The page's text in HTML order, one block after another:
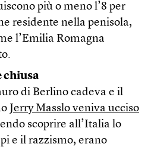
più o meno l’8 per
residente nella penisola,
l’Emilia Romagna
chiusa
di Berlino cadeva e il
Jerry Masslo veniva ucciso
scoprire all’Italia lo
e il razzismo, erano